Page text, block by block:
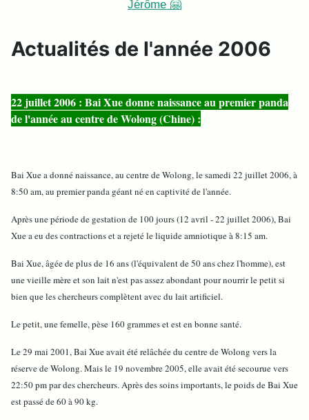
Jérôme 🤗
Actualités de l'année 2006
22 juillet 2006 : Bai Xue donne naissance au premier panda
de l'année au centre de Wolong (Chine) :
Bai Xue a donné naissance, au centre de Wolong, le samedi 22 juillet 2006, à
8:50 am, au premier panda géant né en captivité de l'année.
Après une période de gestation de 100 jours (12 avril - 22 juillet 2006), Bai
Xue a eu des contractions et a rejeté le liquide amniotique à 8:15 am.
Bai Xue, âgée de plus de 16 ans (l'équivalent de 50 ans chez l'homme), est
une vieille mère et son lait n'est pas assez abondant pour nourrir le petit si
bien que les chercheurs complètent avec du lait artificiel.
Le petit, une femelle, pèse 160 grammes et est en bonne santé.
Le 29 mai 2001, Bai Xue avait été relâchée du centre de Wolong vers la
réserve de Wolong. Mais le 19 novembre 2005, elle avait été secourue vers
22:50 pm par des chercheurs. Après des soins importants, le poids de Bai Xue
est passé de 60 à 90 kg.